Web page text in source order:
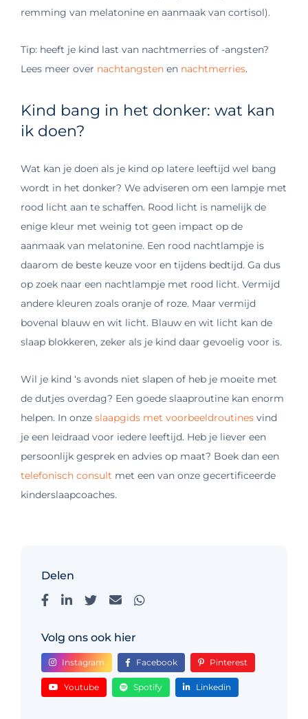
remming van melatonine en aanmaak van cortisol).
Tip: heeft je kind last van nachtmerries of -angsten?
Lees meer over nachtangsten en nachtmerries.
Kind bang in het donker: wat kan
ik doen?
Wat kan je doen als je kind op latere leeftijd wel bang
wordt in het donker? We adviseren om een lampje met
rood licht aan te schaffen. Rood licht is namelijk de
enige kleur met weinig tot geen impact op de
aanmaak van melatonine. Een rood nachtlampje is
daarom de beste keuze voor en tijdens bedtijd. Ga dus
op zoek naar een nachtlampje met rood licht. Vermijd
andere kleuren zoals oranje of roze. Maar vermijd
bovenal blauw en wit licht. Blauw en wit licht kan de
slaap blokkeren, zeker als je kind daar gevoelig voor is.
Wil je kind ‘s avonds niet slapen of heb je moeite met
de dutjes overdag? Een goede slaaproutine kan enorm
helpen. In onze slaapgids met voorbeeldroutines vind
je een leidraad voor iedere leeftijd. Heb je liever een
persoonlijk gesprek en advies op maat? Boek dan een
telefonisch consult met een van onze gecertificeerde
kinderslaapcoaches.
Delen
Volg ons ook hier
Instagram Facebook Pinterest
Youtube Spotify Linkedin